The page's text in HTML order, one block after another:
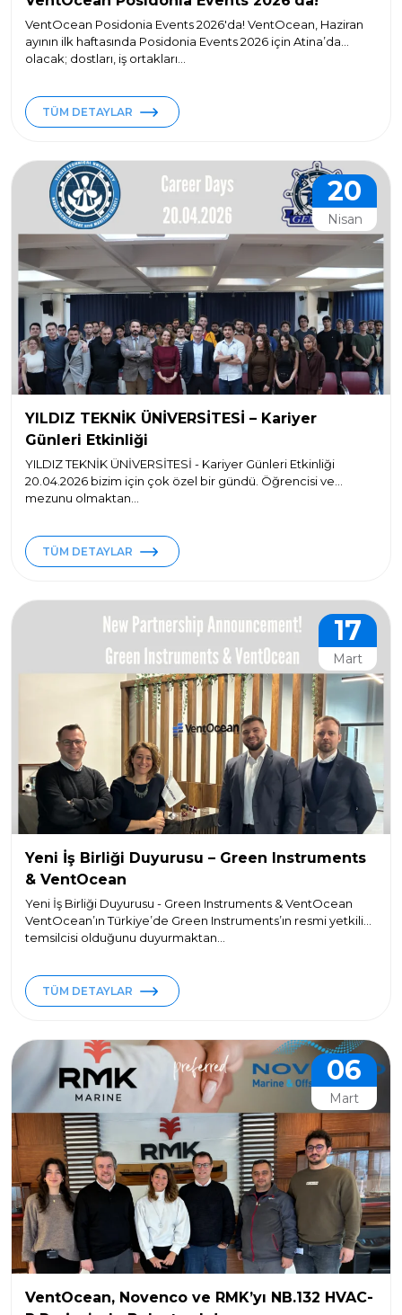
VentOcean Posidonia Events 2026'da! VentOcean, Haziran
ayının ilk haftasında Posidonia Events 2026 için Atina’da
olacak; dostları, iş ortakları...
TÜM DETAYLAR
20
Nisan
YILDIZ TEKNİK ÜNİVERSİTESİ – Kariyer
Günleri Etkinliği
YILDIZ TEKNİK ÜNİVERSİTESİ - Kariyer Günleri Etkinliği
20.04.2026 bizim için çok özel bir gündü. Öğrencisi ve
mezunu olmaktan...
TÜM DETAYLAR
17
Mart
Yeni İş Birliği Duyurusu – Green Instruments
& VentOcean
Yeni İş Birliği Duyurusu - Green Instruments & VentOcean
VentOcean’ın Türkiye’de Green Instruments’ın resmi yetkili
temsilcisi olduğunu duyurmaktan...
TÜM DETAYLAR
06
Mart
VentOcean, Novenco ve RMK’yı NB.132 HVAC-